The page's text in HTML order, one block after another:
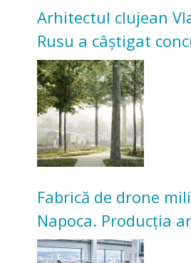
Arhitectul clujean
Rusu a câștigat
transformarea
Universitarilor
Fabrică de drone
Napoca. Producția
înceapă în toamna